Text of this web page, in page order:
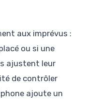
aux imprévus :
ou si une
ajustent leur
de contrôler
ajoute un